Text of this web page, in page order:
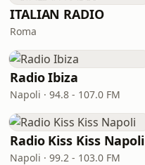
ITALIAN RADIO
Roma
Radio Ibiza
Napoli · 94.8 - 107.0 FM
Radio Kiss Kiss Napoli
Napoli · 99.2 - 103.0 FM